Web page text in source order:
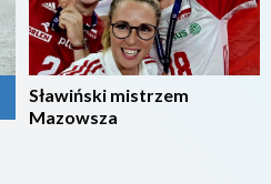
Sławiński mistrzem
Mazowsza